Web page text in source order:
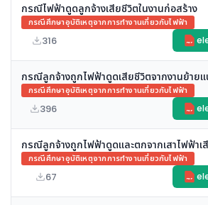
กรณีไฟฟ้าดูดลูกจ้างเสียชีวิตในงานก่อสร้าง
กรณีศึกษาอุบัติเหตุจากการทำงานเกี่ยวกับไฟฟ้า
316 PDF
กรณีลูกจ้างถูกไฟฟ้าดูดเสียชีวิตจากงานย้ายแ
กรณีศึกษาอุบัติเหตุจากการทำงานเกี่ยวกับไฟฟ้า
396 PDF
กรณีลูกจ้างถูกไฟฟ้าดูดและตกจากเสาไฟฟ้าเ
กรณีศึกษาอุบัติเหตุจากการทำงานเกี่ยวกับไฟฟ้า
67 PDF